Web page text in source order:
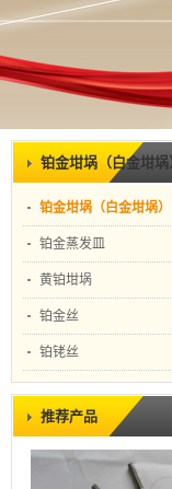
铂金坩埚（白金坩埚
铂金坩埚（白金坩埚）
铂金蒸发皿
黄铂坩埚
铂金丝
铂铑丝
推荐产品